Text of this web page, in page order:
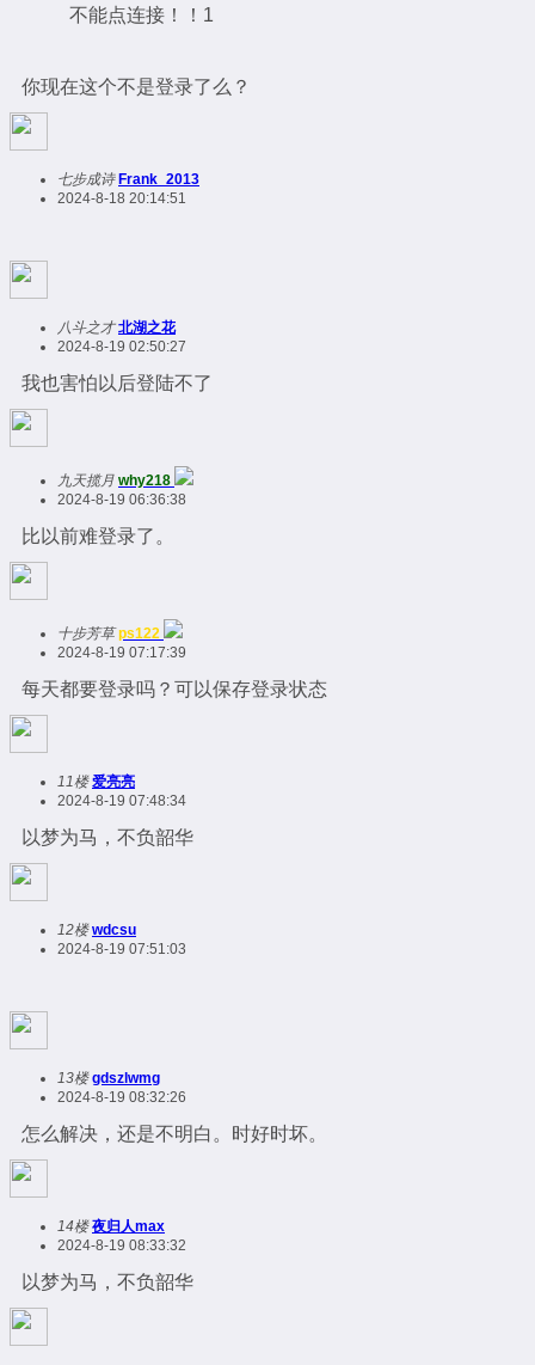
不能点连接！！1
你现在这个不是登录了么？
七步成诗 Frank_2013
2024-8-18 20:14:51
八斗之才 北湖之花
2024-8-19 02:50:27
我也害怕以后登陆不了
九天揽月 why218
2024-8-19 06:36:38
比以前难登录了。
十步芳草 ps122
2024-8-19 07:17:39
每天都要登录吗？可以保存登录状态
11楼 爱亮亮
2024-8-19 07:48:34
以梦为马，不负韶华
12楼 wdcsu
2024-8-19 07:51:03
13楼 gdszlwmg
2024-8-19 08:32:26
怎么解决，还是不明白。时好时坏。
14楼 夜归人max
2024-8-19 08:33:32
以梦为马，不负韶华